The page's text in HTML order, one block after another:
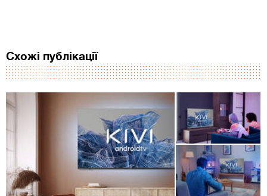
Схожі публікації